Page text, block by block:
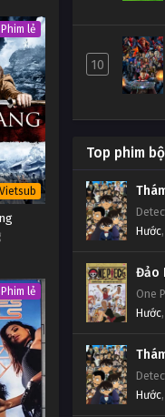
Phim lẻ
Vietsub
Phim lẻ
10
Top phim bộ
Hước,
Đảo
One
Hước,
Hước,